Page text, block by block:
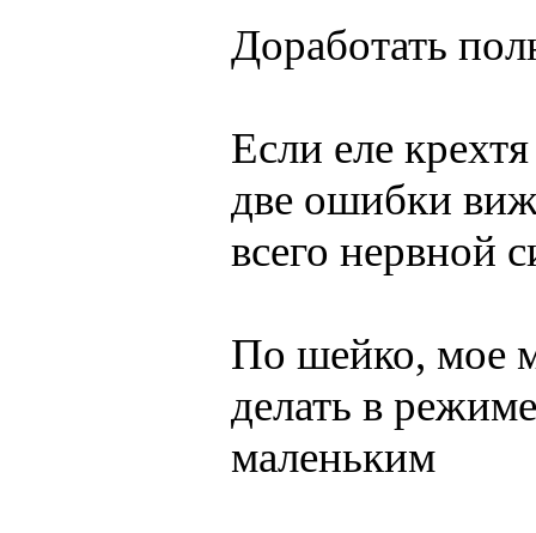
Доработать
Если еле
две ошибки
всего нервной
По шейко, мое
делать в
маленьким